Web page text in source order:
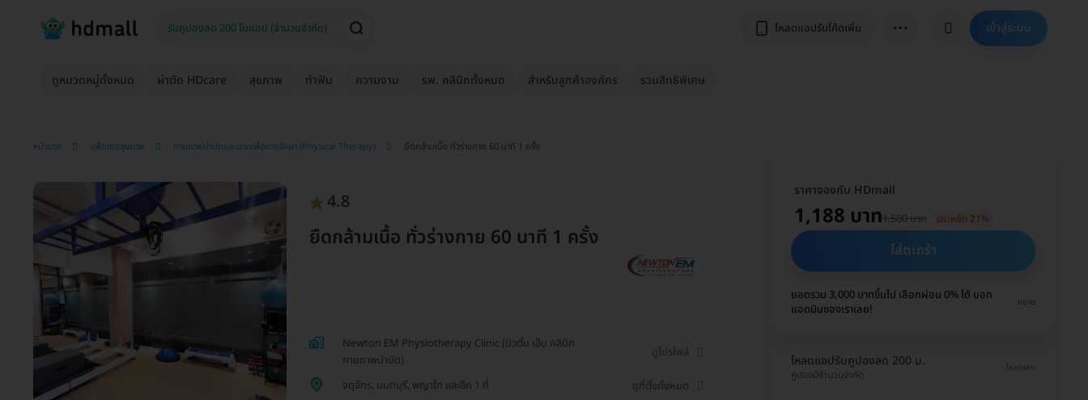
โหลดแอปรับโค้ดเพิ่ม ⋯ เข้าสู่ระบบ
ดูหมวดหมู่ทั้งหมด ผ่าตัด HDcare สุขภาพ ทำฟัน ความงาม รพ. คลินิกทั้งหมด สำหรับลูกค้าองค์กร รวมสิทธิพิเศษ
หน้าแรก แพ็กเกจสุขภาพ กายภาพบำบัดและนวดเพื่อการรักษา (Physical Therapy) ยืดกล้ามเนื้อ ทั่วร่างกาย 60 นาที 1 ครั้ง
4.8
ยืดกล้ามเนื้อ ทั่วร่างกาย 60 นาที 1 ครั้ง
Newton EM Physiotherapy Clinic (นิวตั้น เอ็ม คลินิก
กายภาพบำบัด)
ดูโปรไฟล์
จตุจักร, นนทบุรี, พญาไท และอีก 1 ที่
ดูที่ตั้งทั้งหมด
ราคาจองกับ HDmall
1,188 บาท1,500 บาท ประหยัด 21%
ใส่ตะกร้า
ยอดรวม 3,000 บาทขึ้นไป เลือกผ่อน 0% ได้ บอก
แอดมินของเราเลย!
ขยาย
โหลดแอปรับคูปองลด 200 บ.
คูปองมีจำนวนจำกัด
โหลดเลย